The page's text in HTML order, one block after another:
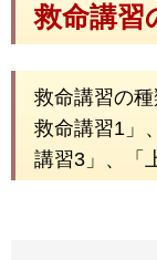
救命講習
救命講習の
救命講習1」
講習3」、「